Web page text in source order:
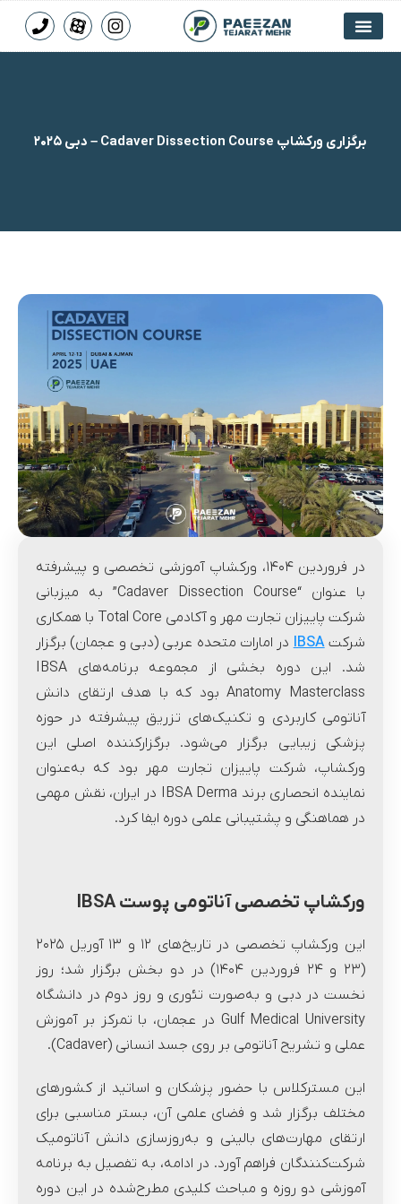
برگزاری ورکشاپ Cadaver Dissection Course – دبی ۲۰۲۵
در فروردین ۱۴۰۴، ورکشاپ آموزشی تخصصی و پیشرفته
با عنوان “Cadaver Dissection Course” به میزبانی
شرکت پاییزان تجارت مهر و آکادمی Total Core با همکاری
شرکتIBSAدر امارات متحده عربی (دبی و عجمان) برگزار
شد. این دوره بخشی از مجموعه برنامه‌های IBSA
Anatomy Masterclass بود که با هدف ارتقای دانش
آناتومی کاربردی و تکنیک‌های تزریق پیشرفته در حوزه
پزشکی زیبایی برگزار می‌شود. برگزارکننده اصلی این
ورکشاپ، شرکت پاییزان تجارت مهر بود که به‌عنوان
نماینده انحصاری برند IBSA Derma در ایران، نقش مهمی
در هماهنگی و پشتیبانی علمی دوره ایفا کرد.
ورکشاپ تخصصی آناتومی پوست IBSA
این ورکشاپ تخصصی در تاریخ‌های ۱۲ و ۱۳ آوریل ۲۰۲۵
(۲۳ و ۲۴ فروردین ۱۴۰۴) در دو بخش برگزار شد؛ روز
نخست در دبی و به‌صورت تئوری و روز دوم در دانشگاه
Gulf Medical University در عجمان، با تمرکز بر آموزش
عملی و تشریح آناتومی بر روی جسد انسانی (Cadaver).
این مسترکلاس با حضور پزشکان و اساتید از کشورهای
مختلف برگزار شد و فضای علمی آن، بستر مناسبی برای
ارتقای مهارت‌های بالینی و به‌روزسازی دانش آناتومیک
شرکت‌کنندگان فراهم آورد. در ادامه، به تفصیل به برنامه‌
آموزشی دو روزه و مباحث کلیدی مطرح‌شده در این دوره